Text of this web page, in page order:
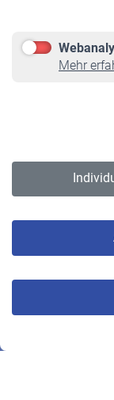
Mehr
Online-Rechner
VBLnewsletter
Erklärung zur
© VBL 2026